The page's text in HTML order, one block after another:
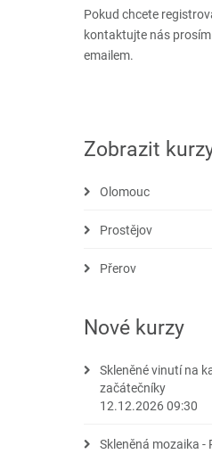
Pokud chcete
kontaktujte nás
emailem.
Zobrazit
Olomouc
Prostějov
Přerov
Nové kurzy
Skleněné vinutí na
začátečníky
12.12.2026 09:30
Skleněná mozaika -